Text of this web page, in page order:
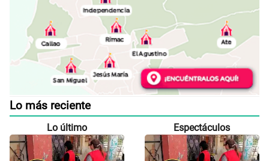
Lo más reciente
Lo último Espectáculos